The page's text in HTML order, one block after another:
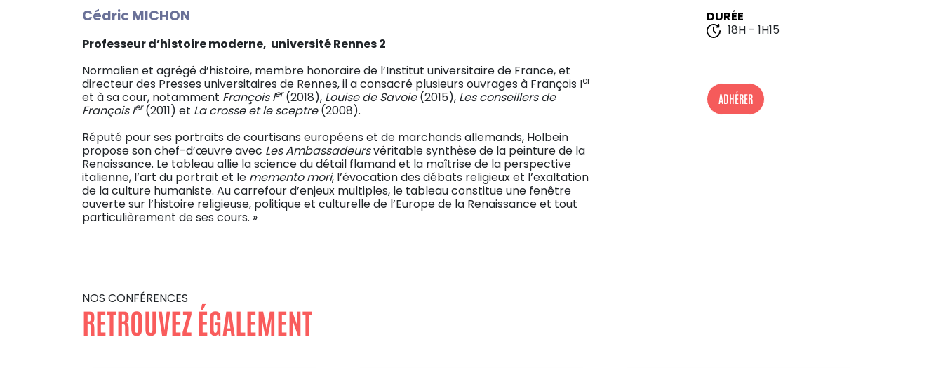
Cédric MICHON
Professeur d’histoire moderne, université Rennes 2
Normalien et agrégé d’histoire, membre honoraire de l’Institut universitaire de France, et
directeur des Presses universitaires de Rennes, il a consacré plusieurs ouvrages à François Ier
et à sa cour, notamment François Ier (2018), Louise de Savoie(2015), Les conseillers de
François Ier (2011) et La crosse et le sceptre(2008).
Réputé pour ses portraits de courtisans européens et de marchands allemands, Holbein
propose son chef-d’œuvre avec Les Ambassadeursvéritable synthèse de la peinture de la
Renaissance. Le tableau allie la science du détail flamand et la maîtrise de la perspective
italienne, l’art du portrait et le memento mori, l’évocation des débats religieux et l’exaltation
de la culture humaniste. Au carrefour d’enjeux multiples, le tableau constitue une fenêtre
ouverte sur l’histoire religieuse, politique et culturelle de l’Europe de la Renaissance et tout
particulièrement de ses cours. »
DURÉE
18H - 1H15
ADHÉRER
NOS CONFÉRENCES
RETROUVEZ ÉGALEMENT